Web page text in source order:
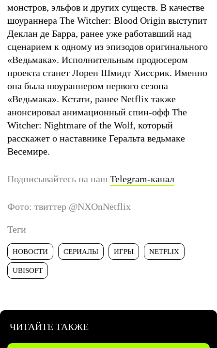
монстров, эльфов и других существ. В качестве
шоураннера The Witcher: Blood Origin выступит
Деклан де Барра, ранее уже работавший над
сценарием к одному из эпизодов оригинального
«Ведьмака». Исполнительным продюсером
проекта станет Лорен Шмидт Хиссрик. Именно
она была шоураннером первого сезона
«Ведьмака». Кстати, ранее Netflix также
анонсировал анимационный спин-офф The
Witcher: Nightmare of the Wolf, который
расскажет о наставнике Геральта ведьмаке
Весемире.
Подписывайтесь на наш Telegram-канал
Фото: твиттер @NXOnNetflix
Теги
НОВОСТИ СЕРИАЛЫ ИГРЫ NETFLIX
UBISOFT
ЧИТАЙТЕ ТАКЖЕ